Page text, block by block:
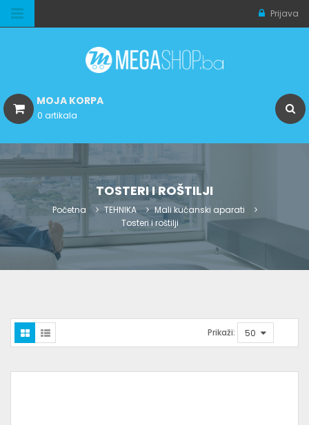
Prijava
MOJA KORPA
0 artikala
TOSTERI I ROŠTILJI
Početna TEHNIKA
Mali kućanski aparati
Tosteri i roštilji
Prikaži: